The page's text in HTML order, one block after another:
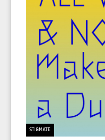
STIGMATE